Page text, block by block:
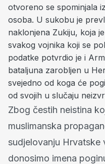
otvoreno se spominjala
osoba. U sukobu je
naklonjena Zukiju, koja
svakog vojnika koji se
podatke potvrdio je i
bataljuna zarobljen u
svejedno od koga će
od svojih u slučaju
Zbog čestih neistina
muslimanska
sudjelovanju Hrvatske
donosimo imena